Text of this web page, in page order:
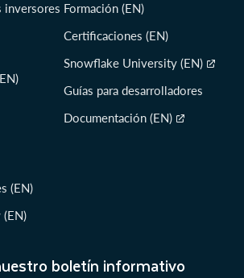
boletín informativo
inversores
(EN)
(EN)
Formación (EN)
Certificaciones (EN)
Snowflake University (EN)
Guías para desarrolladores
Documentación (EN)